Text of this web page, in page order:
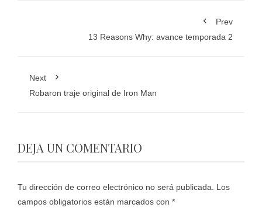
Prev
13 Reasons Why: avance temporada 2
Next
Robaron traje original de Iron Man
DEJA UN COMENTARIO
Tu dirección de correo electrónico no será publicada.
Los
campos obligatorios están marcados con *